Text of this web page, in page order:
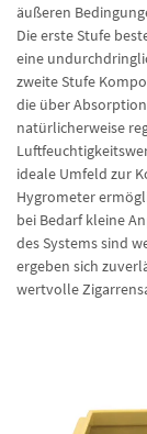
äußeren
Die erste Stufe
eine
zweite Stufe
die über
natürlicherweise
ideale Umfeld zur
Hygrometer
bei Bedarf kleine
des Systems sind
ergeben sich
wertvolle